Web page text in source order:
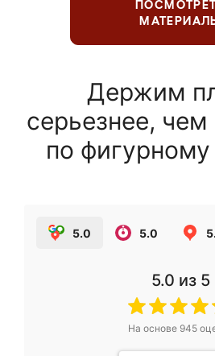
Держим
серьезнее,
по
5.0 5.0
5.0 из 5
На основе 945